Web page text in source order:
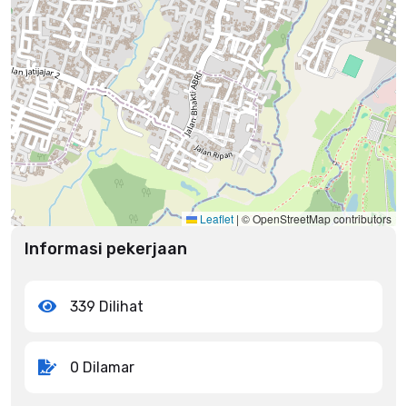
Leaflet | © OpenStreetMap contributors
Informasi pekerjaan
339 Dilihat
0 Dilamar